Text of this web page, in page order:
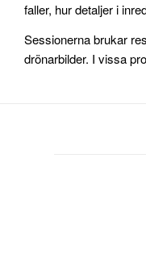
faller, hur detaljer i
Sessionerna brukar
drönarbilder. I vissa